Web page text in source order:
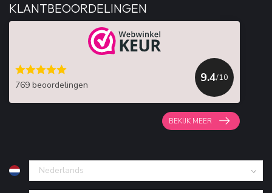
KLANTBEOORDELINGEN
769 beoordelingen
9.4/10
BEKIJK MEER